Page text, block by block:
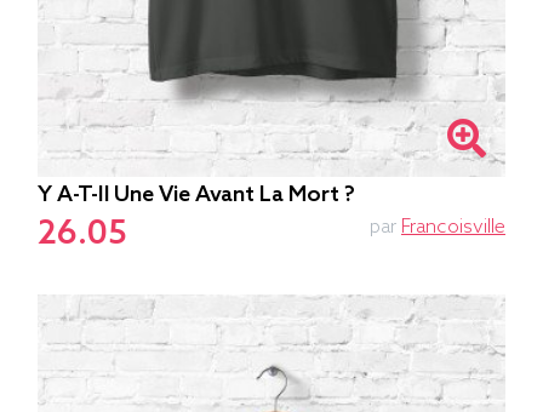
Y A-T-Il Une Vie Avant La Mort ?
26.05 par Francoisville